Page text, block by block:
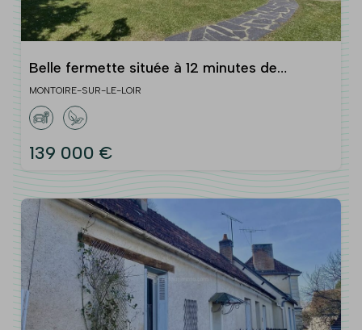
Belle fermette située à 12 minutes de
MONTOIRE SUR LE LOIR
MONTOIRE-SUR-LE-LOIR
139 000 €